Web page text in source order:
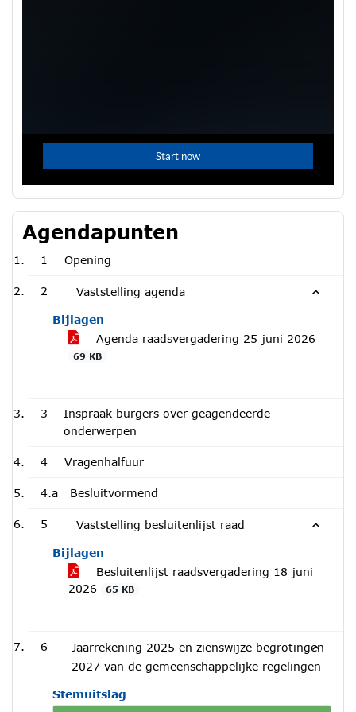
Agendapunten
1 Opening
2 Vaststelling agenda
Bijlagen
Agenda raadsvergadering 25 juni 2026
69 KB
3
Inspraak burgers over geagendeerde
onderwerpen
4 Vragenhalfuur
4.a Besluitvormend
5 Vaststelling besluitenlijst raad
Bijlagen
Besluitenlijst raadsvergadering 18 juni
2026
65 KB
6
Jaarrekening 2025 en zienswijze begrotingen
2027 van de gemeenschappelijke regelingen
Stemuitslag